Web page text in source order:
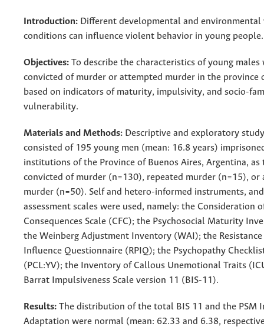
Introduction: Different developmental and
conditions can influence violent behavior in young people.
Objectives: To describe the characteristics of young males
convicted of murder or attempted murder in the province
based on indicators of maturity, impulsivity, and socio-
vulnerability.
Materials and Methods: Descriptive and exploratory
consisted of 195 young men (mean: 16.8 years)
institutions of the Province of Buenos Aires, Argentina, as
convicted of murder (n=130), repeated murder (n=15), or
murder (n=50). Self and hetero-informed instruments,
assessment scales were used, namely: the Consideration
Consequences Scale (CFC); the Psychosocial Maturity
the Weinberg Adjustment Inventory (WAI); the Resistance
Influence Questionnaire (RPIQ); the Psychopathy
(PCL:YV); the Inventory of Callous Unemotional Traits
Barrat Impulsiveness Scale version 11 (BIS-11).
Results: The distribution of the total BIS 11 and the PSM
Adaptation were normal (mean: 62.33 and 6.38,